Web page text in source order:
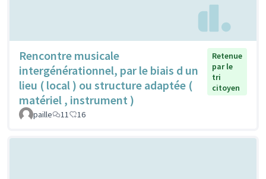
Rencontre musicale
intergénérationnel, par le biais d un
lieu ( local ) ou structure adaptée (
matériel , instrument )
Retenue
par le
tri
citoyen
paille 11 16